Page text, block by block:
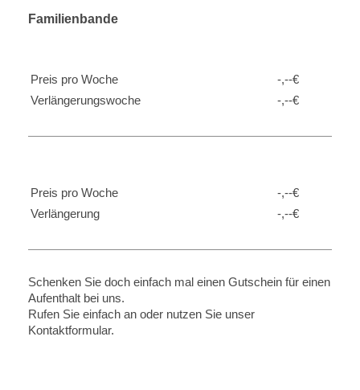
Familienbande
Preis pro Woche
-,--€
Verlängerungswoche
-,--€
Preis pro Woche
-,--€
Verlängerung
-,--€
Schenken Sie doch einfach mal einen Gutschein für einen
Aufenthalt bei uns.
Rufen Sie einfach an oder nutzen Sie unser
Kontaktformular.